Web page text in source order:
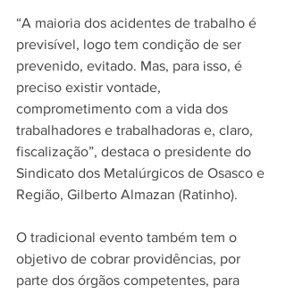
“A maioria dos acidentes de trabalho é
previsível, logo tem condição de ser
prevenido, evitado. Mas, para isso, é
preciso existir vontade,
comprometimento com a vida dos
trabalhadores e trabalhadoras e, claro,
fiscalização”, destaca o presidente do
Sindicato dos Metalúrgicos de Osasco e
Região, Gilberto Almazan (Ratinho).
O tradicional evento também tem o
objetivo de cobrar providências, por
parte dos órgãos competentes, para